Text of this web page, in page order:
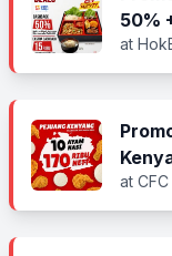
50%
at
at CFC